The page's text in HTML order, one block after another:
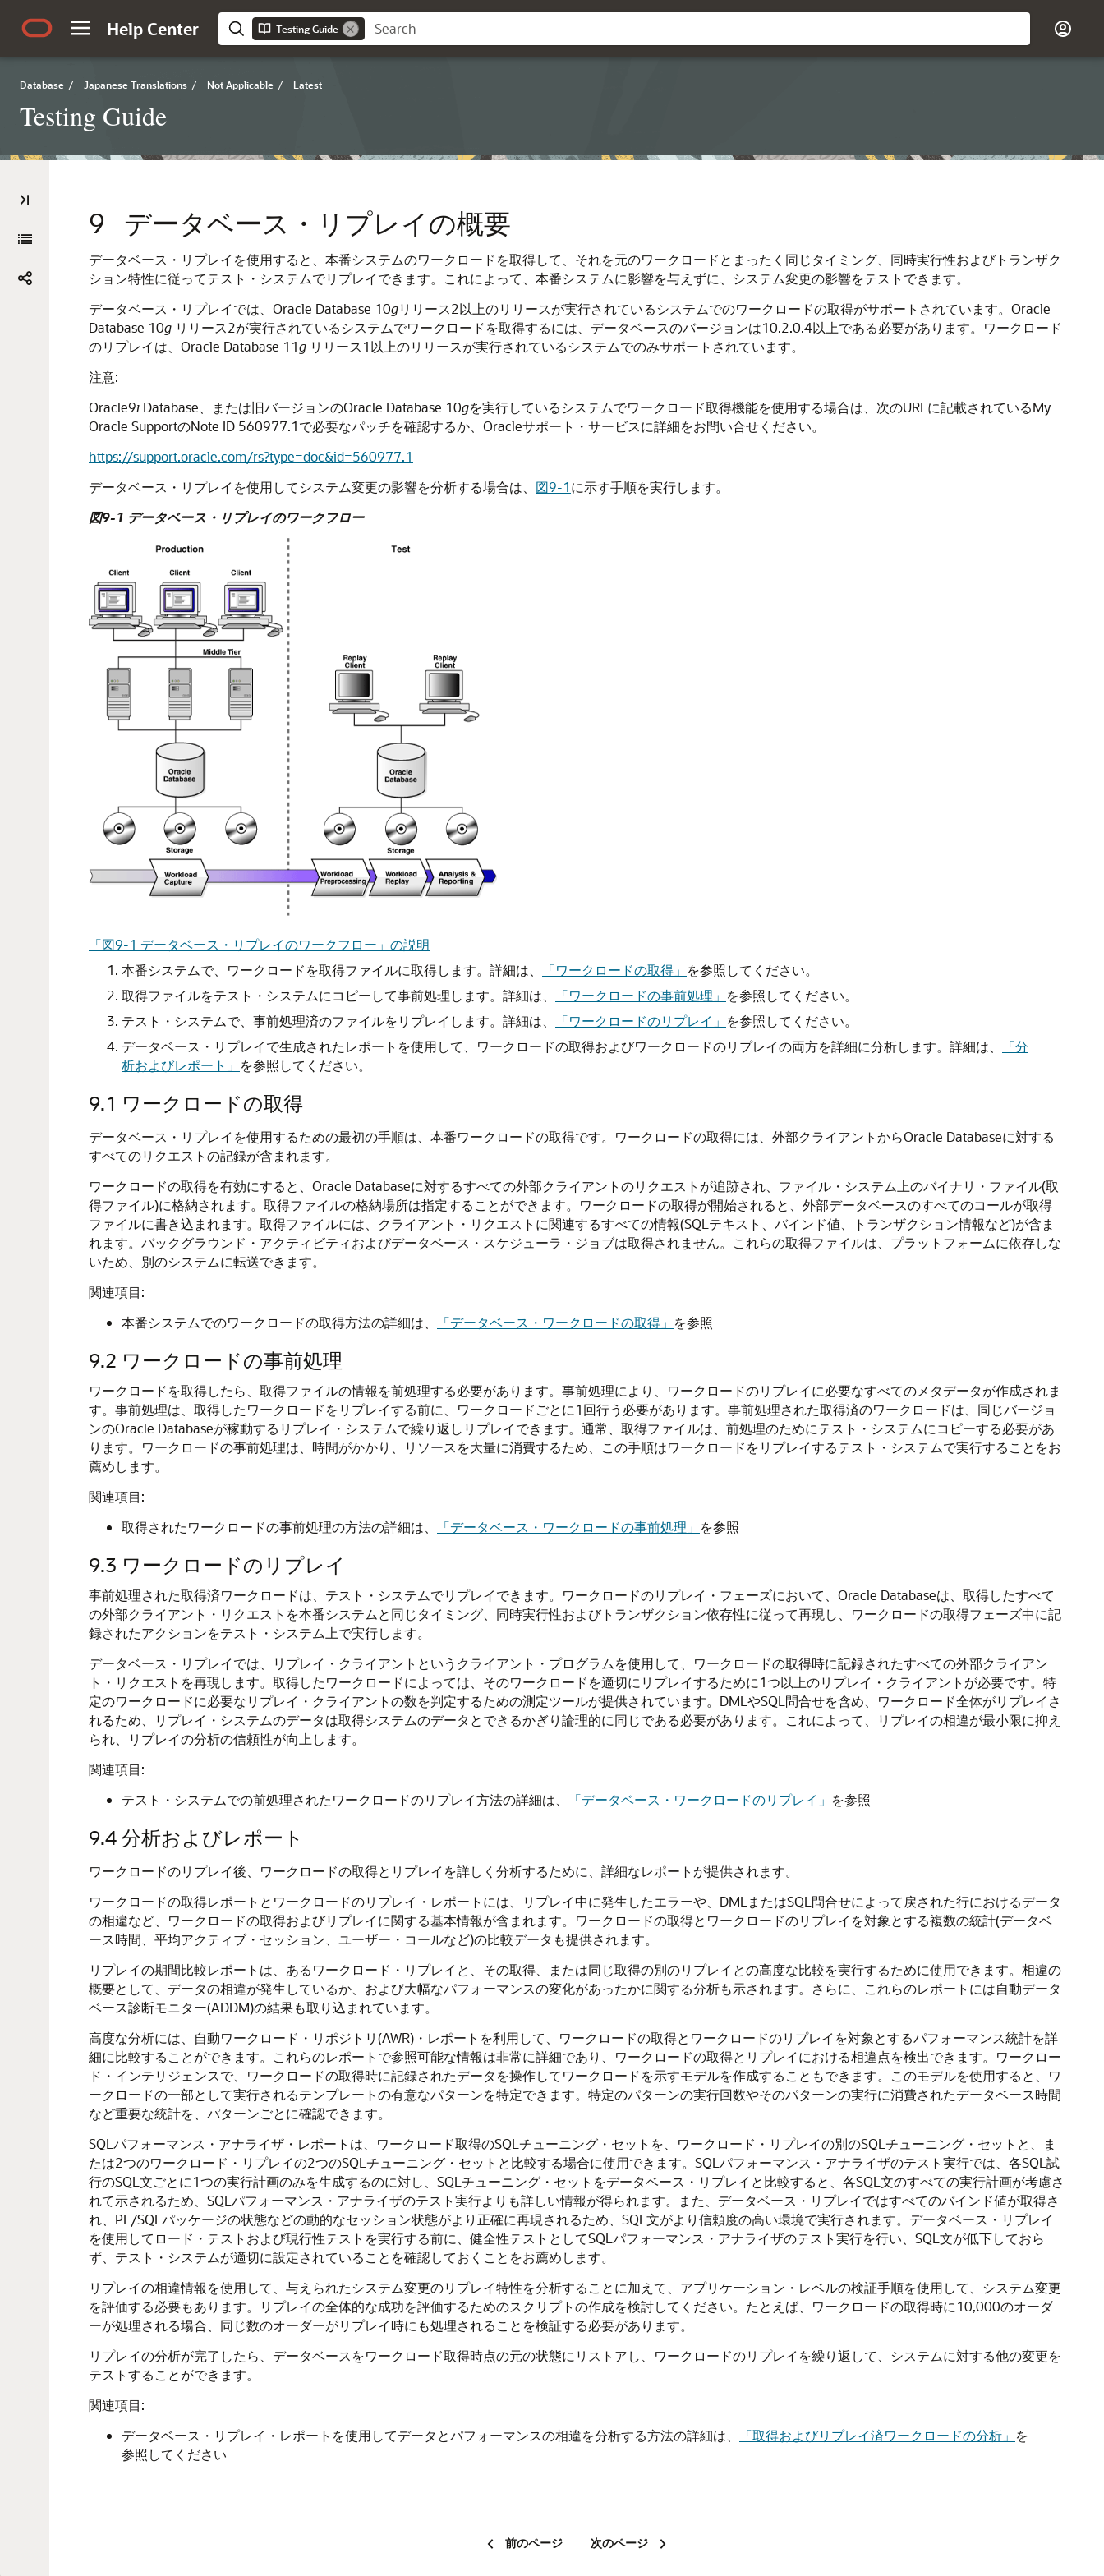
Help Center Testing Guide
Database / Japanese Translations / Not Applicable / Latest
Testing Guide
9 データベース・リプレイの概要
データベース・リプレイを使用すると、本番システムのワークロードを取得して、それを元のワークロードとまったく同じタイミング、同時実行性およびトランザク
ション特性に従ってテスト・システムでリプレイできます。これによって、本番システムに影響を与えずに、システム変更の影響をテストできます。
データベース・リプレイでは、Oracle Database 10gリリース2以上のリリースが実行されているシステムでのワークロードの取得がサポートされています。Oracle
Database 10g リリース2が実行されているシステムでワークロードを取得するには、データベースのバージョンは10.2.0.4以上である必要があります。ワークロード
のリプレイは、Oracle Database 11g リリース1以上のリリースが実行されているシステムでのみサポートされています。
注意:
Oracle9i Database、または旧バージョンのOracle Database 10gを実行しているシステムでワークロード取得機能を使用する場合は、次のURLに記載されているMy
Oracle SupportのNote ID 560977.1で必要なパッチを確認するか、Oracleサポート・サービスに詳細をお問い合せください。
https://support.oracle.com/rs?type=doc&id=560977.1
データベース・リプレイを使用してシステム変更の影響を分析する場合は、 図9-1に示す手順を実行します。
図9-1 データベース・リプレイのワークフロー
「図9-1 データベース・リプレイのワークフロー」の説明
本番システムで、ワークロードを取得ファイルに取得します。詳細は、
「ワークロードの取得」 を参照してください。
取得ファイルをテスト・システムにコピーして事前処理します。詳細は、
「ワークロードの事前処理」 を参照してください。
テスト・システムで、事前処理済のファイルをリプレイします。詳細は、
「ワークロードのリプレイ」 を参照してください。
データベース・リプレイで生成されたレポートを使用して、ワークロードの取得およびワークロードのリプレイの両方を詳細に分析します。詳細は、
「分
析およびレポート」 を参照してください。
9.1 ワークロードの取得
データベース・リプレイを使用するための最初の手順は、本番ワークロードの取得です。ワークロードの取得には、外部クライアントからOracle Databaseに対する
すべてのリクエストの記録が含まれます。
ワークロードの取得を有効にすると、Oracle Databaseに対するすべての外部クライアントのリクエストが追跡され、ファイル・システム上のバイナリ・ファイル(取
得ファイル)に格納されます。取得ファイルの格納場所は指定することができます。ワークロードの取得が開始されると、外部データベースのすべてのコールが取得
ファイルに書き込まれます。取得ファイルには、クライアント・リクエストに関連するすべての情報(SQLテキスト、バインド値、トランザクション情報など)が含ま
れます。バックグラウンド・アクティビティおよびデータベース・スケジューラ・ジョブは取得されません。これらの取得ファイルは、プラットフォームに依存しな
いため、別のシステムに転送できます。
関連項目:
本番システムでのワークロードの取得方法の詳細は、
「データベース・ワークロードの取得」 を参照
9.2 ワークロードの事前処理
ワークロードを取得したら、取得ファイルの情報を前処理する必要があります。事前処理により、ワークロードのリプレイに必要なすべてのメタデータが作成されま
す。事前処理は、取得したワークロードをリプレイする前に、ワークロードごとに1回行う必要があります。 事前処理された取得済のワークロードは、同じバージョ
ンのOracle Databaseが稼動するリプレイ・システムで繰り返しリプレイできます。通常、取得ファイルは、前処理のためにテスト・システムにコピーする必要があ
ります。ワークロードの事前処理は、時間がかかり、リソースを大量に消費するため、この手順はワークロードをリプレイするテスト・システムで実行することをお
薦めします。
関連項目:
取得されたワークロードの事前処理の方法の詳細は、
「データベース・ワークロードの事前処理」 を参照
9.3 ワークロードのリプレイ
事前処理された取得済ワークロードは、テスト・システムでリプレイできます。 ワークロードのリプレイ・フェーズにおいて、Oracle Databaseは、取得したすべて
の外部クライアント・リクエストを本番システムと同じタイミング、同時実行性およびトランザクション依存性に従って再現し、ワークロードの取得フェーズ中に記
録されたアクションをテスト・システム上で実行します。
データベース・リプレイでは、
リプレイ・クライアントというクライアント・プログラムを使用して、ワークロードの取得時に記録されたすべての外部クライアン
ト・リクエストを再現します。取得したワークロードによっては、そのワークロードを適切にリプレイするために1つ以上のリプレイ・クライアントが必要です。特
定のワークロードに必要なリプレイ・クライアントの数を判定するための測定ツールが提供されています。DMLやSQL問合せを含め、ワークロード全体がリプレイさ
れるため、リプレイ・システムのデータは取得システムのデータとできるかぎり論理的に同じである必要があります。これによって、リプレイの相違が最小限に抑え
られ、リプレイの分析の信頼性が向上します。
関連項目:
テスト・システムでの前処理されたワークロードのリプレイ方法の詳細は、
「データベース・ワークロードのリプレイ」 を参照
9.4分析およびレポート
ワークロードのリプレイ後、ワークロードの取得とリプレイを詳しく分析するために、詳細なレポートが提供されます。
ワークロードの取得レポートとワークロードのリプレイ・レポートには、リプレイ中に発生したエラーや、DMLまたはSQL問合せによって戻された行におけるデータ
の相違など、ワークロードの取得およびリプレイに関する基本情報が含まれます。ワークロードの取得とワークロードのリプレイを対象とする複数の統計(データベ
ース時間、平均アクティブ・セッション、ユーザー・コールなど)の比較データも提供されます。
リプレイの期間比較レポートは、あるワークロード・リプレイと、その取得、または同じ取得の別のリプレイとの高度な比較を実行するために使用できます。相違の
概要として、データの相違が発生しているか、および大幅なパフォーマンスの変化があったかに関する分析も示されます。さらに、これらのレポートには自動データ
ベース診断モニター(ADDM)の結果も取り込まれています。
高度な分析には、自動ワークロード・リポジトリ(AWR)・レポートを利用して、ワークロードの取得とワークロードのリプレイを対象とするパフォーマンス統計を詳
細に比較することができます。これらのレポートで参照可能な情報は非常に詳細であり、ワークロードの取得とリプレイにおける相違点を検出できます。ワークロー
ド・インテリジェンスで、ワークロードの取得時に記録されたデータを操作してワークロードを示すモデルを作成することもできます。このモデルを使用すると、ワ
ークロードの一部として実行されるテンプレートの有意なパターンを特定できます。特定のパターンの実行回数やそのパターンの実行に消費されたデータベース時間
など重要な統計を、パターンごとに確認できます。
SQLパフォーマンス・アナライザ・レポートは、ワークロード取得のSQLチューニング・セットを、ワークロード・リプレイの別のSQLチューニング・セットと、ま
たは2つのワークロード・リプレイの2つのSQLチューニング・セットと比較する場合に使用できます。SQLパフォーマンス・アナライザのテスト実行では、各SQL試
行のSQL文ごとに1つの実行計画のみを生成するのに対し、SQLチューニング・セットをデータベース・リプレイと比較すると、各SQL文のすべての実行計画が考慮さ
れて示されるため、SQLパフォーマンス・アナライザのテスト実行よりも詳しい情報が得られます。また、データベース・リプレイではすべてのバインド値が取得さ
れ、PL/SQLパッケージの状態などの動的なセッション状態がより正確に再現されるため、SQL文がより信頼度の高い環境で実行されます。データベース・リプレイ
を使用してロード・テストおよび現行性テストを実行する前に、健全性テストとしてSQLパフォーマンス・アナライザのテスト実行を行い、SQL文が低下しておら
ず、テスト・システムが適切に設定されていることを確認しておくことをお薦めします。
リプレイの相違情報を使用して、与えられたシステム変更のリプレイ特性を分析することに加えて、アプリケーション・レベルの検証手順を使用して、システム変更
を評価する必要もあります。リプレイの全体的な成功を評価するためのスクリプトの作成を検討してください。たとえば、ワークロードの取得時に10,000のオーダ
ーが処理される場合、同じ数のオーダーがリプレイ時にも処理されることを検証する必要があります。
リプレイの分析が完了したら、データベースをワークロード取得時点の元の状態にリストアし、ワークロードのリプレイを繰り返して、システムに対する他の変更を
テストすることができます。
関連項目:
データベース・リプレイ・レポートを使用してデータとパフォーマンスの相違を分析する方法の詳細は、
「取得およびリプレイ済ワークロードの分析」 を
参照してください
前のページ 次のページ